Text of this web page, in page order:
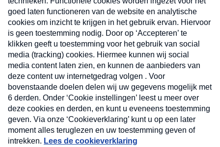
Max
MAX Vandaag
MAX Meldpunt
Pers
Contact
Algemene voorwaarden
Privacyverklaring
Kwetsbaarheid melden
RegistrerenInloggen
Ben je benieuwd naar meer
vakantienieuws- en tips?
E-
mailadres
(Vereist)
Inschrijven
Deze site wordt beschermd door reCAPTCHA en het Google